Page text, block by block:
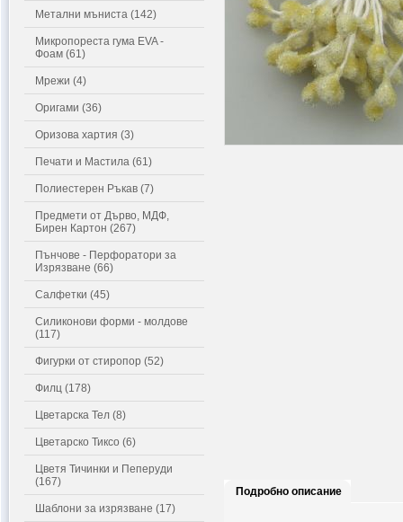
Метални мъниста (142)
Микропореста гума EVA -
Фоам (61)
Мрежи (4)
Оригами (36)
Оризова хартия (3)
Печати и Мастила (61)
Полиестерен Ръкав (7)
Предмети от Дърво, МДФ,
Бирен Картон (267)
Пънчове - Перфоратори за
Изрязване (66)
Салфетки (45)
Силиконови форми - молдове
(117)
Фигурки от стиропор (52)
Филц (178)
Цветарска Тел (8)
Цветарско Тиксо (6)
Цветя Тичинки и Пеперуди
(167)
Шаблони за изрязване (17)
Подробно описание